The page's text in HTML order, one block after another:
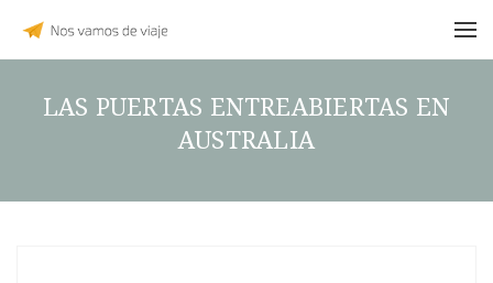
LAS PUERTAS ENTREABIERTAS EN
AUSTRALIA